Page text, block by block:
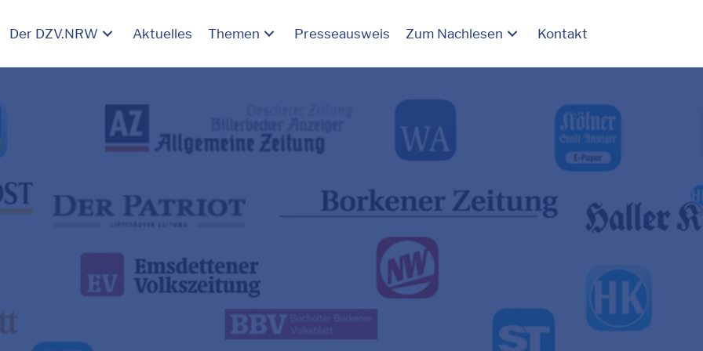
Der DZV.NRW Aktuelles Themen Presseausweis Zum Nachlesen Kontakt